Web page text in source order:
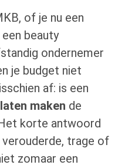
of je nu een
beauty
ondernemer
je budget niet
af: is een
maken de
korte antwoord
verouderde, trage of
zomaar een